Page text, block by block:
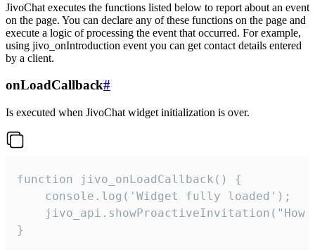
JivoChat executes the functions listed below to report about an event
on the page. You can declare any of these functions on the page and
execute a logic of processing the event that occurred. For example,
using jivo_onIntroduction event you can get contact details entered
by a client.
onLoadCallback#
Is executed when JivoChat widget initialization is over.
function jivo_onLoadCallback() {
    console.log('Widget fully loaded');
jivo_api.showProactiveInvitation("How
}